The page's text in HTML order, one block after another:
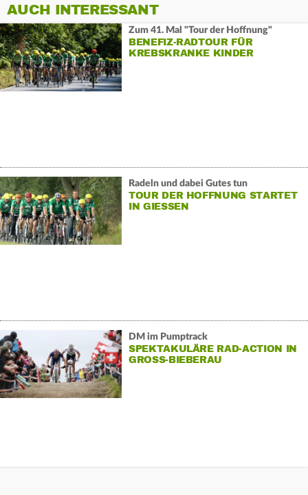
AUCH INTERESSANT
Zum 41. Mal "Tour der Hoffnung"
BENEFIZ-RADTOUR FÜR
KREBSKRANKE KINDER
Radeln und dabei Gutes tun
TOUR DER HOFFNUNG STARTET
IN GIESSEN
DM im Pumptrack
SPEKTAKULÄRE RAD-ACTION IN
GROSS-BIEBERAU